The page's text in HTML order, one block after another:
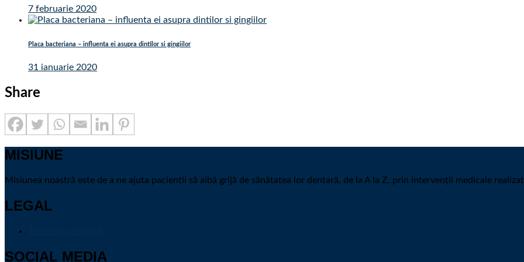
7 februarie 2020
Placa bacteriana – influenta ei asupra dintilor si gingiilor
31 ianuarie 2020
Share
MISIUNE
Misiunea noastră este de a ne ajuta pacienții să aibă grijă de sănătatea lor dentară, de la A la Z, prin intervenții medicale
LEGAL
SOCIAL MEDIA